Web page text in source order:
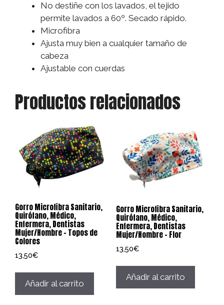
No destiñe con los lavados, el tejido
permite lavados a 60º. Secado rápido.
Microfibra
Ajusta muy bien a cualquier tamaño de
cabeza
Ajustable con cuerdas
Productos relacionados
Gorro Microfibra Sanitario,
Quirófano, Médico,
Enfermera, Dentistas
Mujer/Hombre – Topos de
Colores
13,50€
Añadir al carrito
Gorro Microfibra Sanitario,
Quirófano, Médico,
Enfermera, Dentistas
Mujer/Hombre – Flor
13,50€
Añadir al carrito